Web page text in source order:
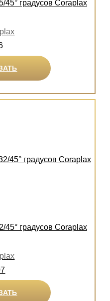
45° градусов Coraplax
45° градусов Coraplax